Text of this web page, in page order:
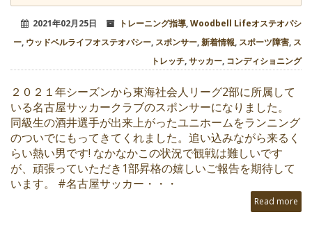
2021年02月25日 トレーニング指導,Woodbell Lifeオステオパシ
ー, ウッドベルライフオステオパシー, スポンサー,新着情報, スポーツ障害, ス
トレッチ,サッカー, コンディショニング
２０２１年シーズンから東海社会人リーグ2部に所属して
いる名古屋サッカークラブのスポンサーになりました。
同級生の酒井選手が出来上がったユニホームをランニング
のついでにもってきてくれました。追い込みながら来るく
らい熱い男です!️ なかなかこの状況で観戦は難しいです
が、頑張っていただき1部昇格の嬉しいご報告を期待して
います。 #名古屋サッカー・・・
Read more